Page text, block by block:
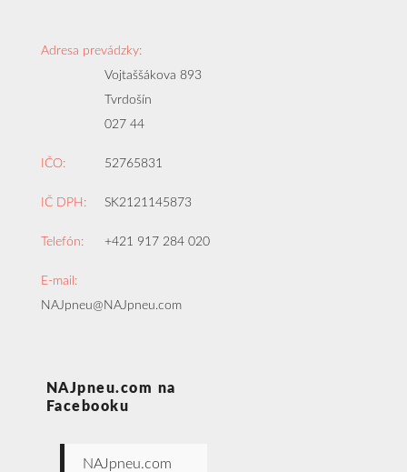
Adresa prevádzky:
Vojtaššákova 893
Tvrdošín
027 44
IČO: 52765831
IČ DPH: SK2121145873
Telefón: +421 917 284 020
E-mail:
NAJpneu@NAJpneu.com
NAJpneu.com na
Facebooku
NAJpneu.com